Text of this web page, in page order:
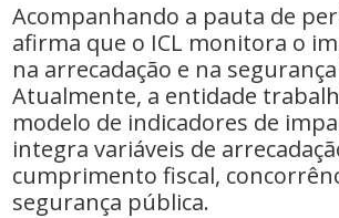
Acompanhando a pauta de
afirma que o ICL monitora o
na arrecadação e na
Atualmente, a entidade
modelo de indicadores de
integra variáveis de
cumprimento fiscal,
segurança pública.